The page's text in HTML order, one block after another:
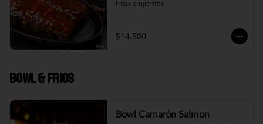
fritas crujientes
$14.500
Bowl & frios
Bowl Camarón Salmon